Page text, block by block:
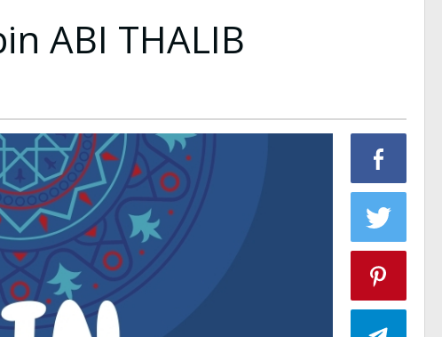
ABI THALIB